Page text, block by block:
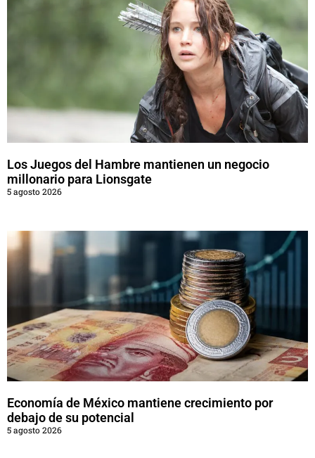
Los Juegos del Hambre mantienen un negocio
millonario para Lionsgate
5 agosto 2026
Economía de México mantiene crecimiento por
debajo de su potencial
5 agosto 2026